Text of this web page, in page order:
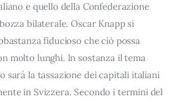
e quello della Confederazione
bilaterale. Oscar Knapp si
fiducioso che ciò possa
molto lunghi. In sostanza il tema
sarà la tassazione dei capitali italiani
in Svizzera. Secondo i termini del